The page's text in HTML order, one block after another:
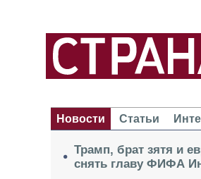
Новости
Статьи
Трамп, брат зятя и
снять главу ФИФА